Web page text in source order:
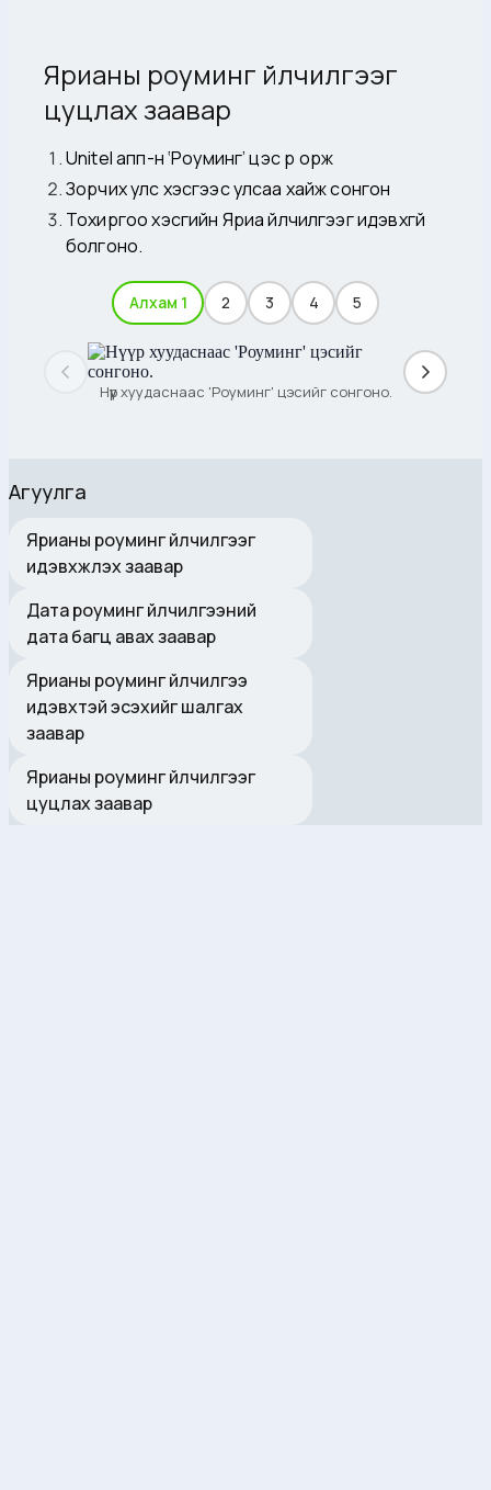
Ярианы роуминг үйлчилгээг
цуцлах заавар
Unitel апп-н ‘Роуминг’ цэс рүү орж
Зорчих улс хэсгээс улсаа хайж сонгон
Тохиргоо хэсгийн Яриа үйлчилгээг идэвхгүй
болгоно.
Алхам 1 2 3 4 5
Нүүр хуудаснаас 'Роуминг' цэсийг сонгоно.
Агуулга
Ярианы роуминг үйлчилгээг
идэвхжүүлэх заавар
Дата роуминг үйлчилгээний
дата багц авах заавар
Ярианы роуминг үйлчилгээ
идэвхтэй эсэхийг шалгах
заавар
Ярианы роуминг үйлчилгээг
цуцлах заавар